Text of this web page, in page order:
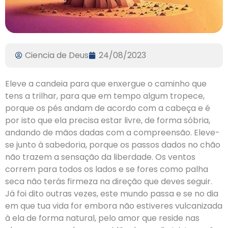
Ciencia de Deus 24/08/2023
Eleve a candeia para que enxergue o caminho que
tens a trilhar, para que em tempo algum tropece,
porque os pés andam de acordo com a cabeça e é
por isto que ela precisa estar livre, de forma sóbria,
andando de mãos dadas com a compreensão. Eleve-
se junto à sabedoria, porque os passos dados no chão
não trazem a sensação da liberdade. Os ventos
correm para todos os lados e se fores como palha
seca não terás firmeza na direção que deves seguir.
Já foi dito outras vezes, este mundo passa e se no dia
em que tua vida for embora não estiveres vulcanizada
à ela de forma natural, pelo amor que reside nas